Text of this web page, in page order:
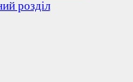
розділ